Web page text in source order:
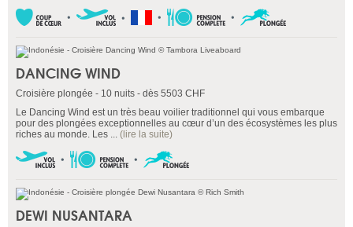
DANCING WIND
Croisière plongée - 10 nuits - dès 5503 CHF
Le Dancing Wind est un très beau voilier traditionnel qui vous embarque
pour des plongées exceptionnelles au cœur d’un des écosystèmes les plus
riches au monde. Les ... (lire la suite)
DEWI NUSANTARA